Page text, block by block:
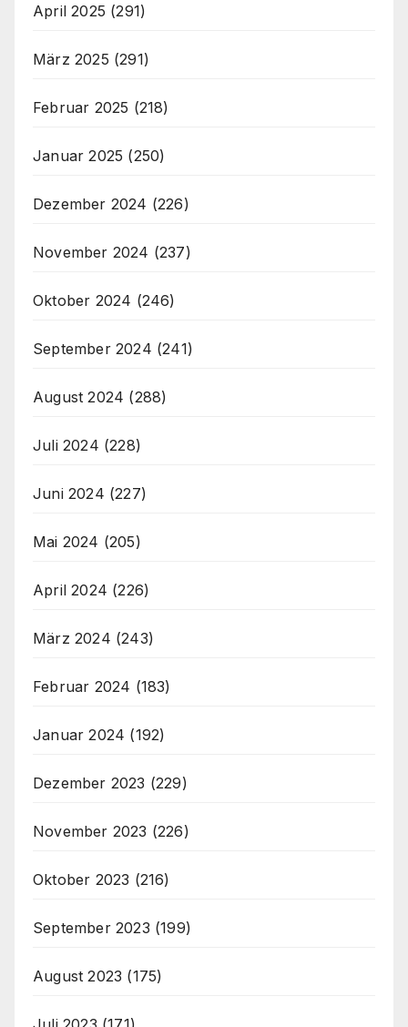
April 2025 (291)
März 2025 (291)
Februar 2025 (218)
Januar 2025 (250)
Dezember 2024 (226)
November 2024 (237)
Oktober 2024 (246)
September 2024 (241)
August 2024 (288)
Juli 2024 (228)
Juni 2024 (227)
Mai 2024 (205)
April 2024 (226)
März 2024 (243)
Februar 2024 (183)
Januar 2024 (192)
Dezember 2023 (229)
November 2023 (226)
Oktober 2023 (216)
September 2023 (199)
August 2023 (175)